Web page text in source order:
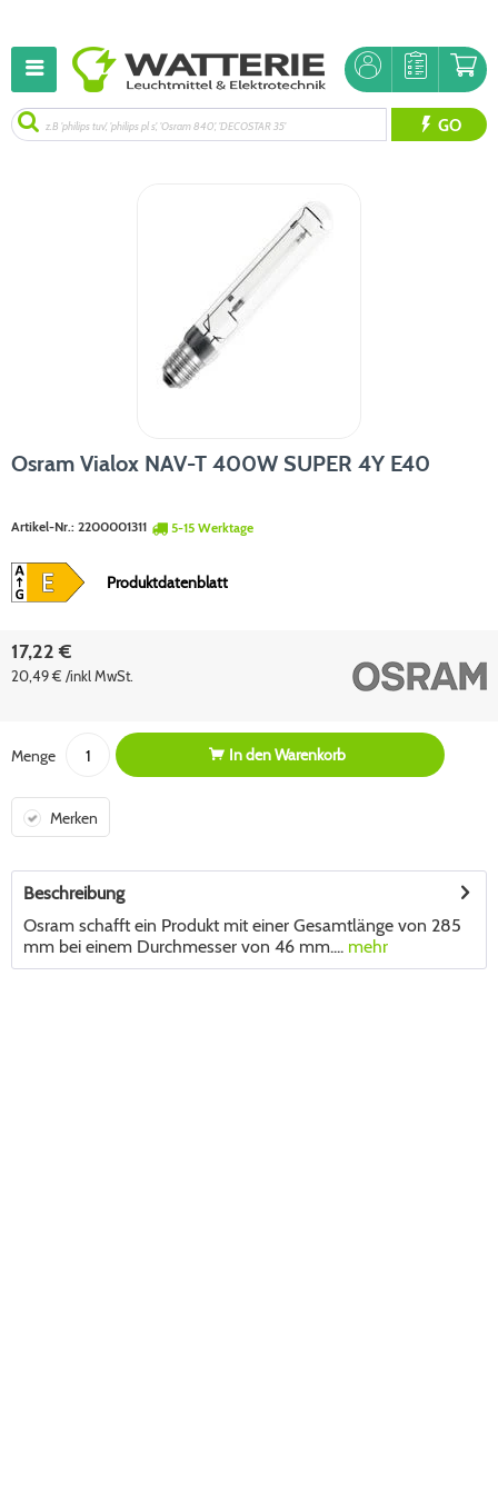
GO
Osram Vialox NAV-T 400W SUPER 4Y E40
Artikel-Nr.: 2200001311 5-15 Werktage
Produktdatenblatt
17,22 €
20,49 € /inkl MwSt.
Menge In denWarenkorb
Merken
Beschreibung
Osram schafft ein Produkt mit einer Gesamtlänge von 285
mm bei einem Durchmesser von 46 mm.... mehr